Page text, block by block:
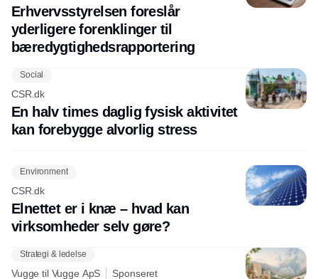
Erhvervsstyrelsen foreslår
yderligere forenklinger til
bæredygtighedsrapportering
Social
CSR.dk
En halv times daglig fysisk aktivitet
kan forebygge alvorlig stress
Environment
CSR.dk
Elnettet er i knæ – hvad kan
virksomheder selv gøre?
Strategi & ledelse
Vugge til Vugge ApS Sponseret